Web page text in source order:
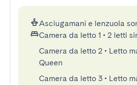
Asciugamani e lenzuola
Camera da letto 1 • 2 letti
Camera da letto 2 • Letto
Queen
Camera da letto 3 • Letto